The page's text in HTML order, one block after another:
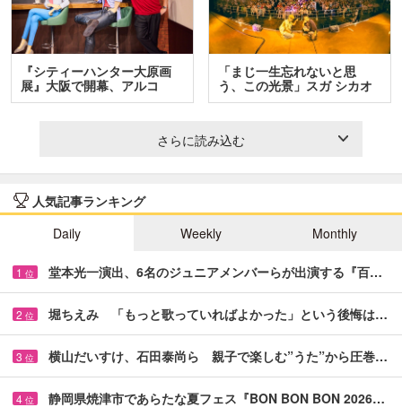
『シティーハンター大原画
展』大阪で開幕、アルコ
＆…
「まじ一生忘れないと思
う、この光景」スガ シカオ
と…
さらに読み込む
人気記事ランキング
Daily
Weekly Monthly
1 位 堂本光一演出、6名のジュニアメンバーらが出演する『百…
2 位 堀ちえみ 「もっと歌っていればよかった」という後悔は…
3 位 横山だいすけ、石田泰尚ら 親子で楽しむ”うた”から圧巻…
4 位 静岡県焼津市であらたな夏フェス『BON BON BON 2026…